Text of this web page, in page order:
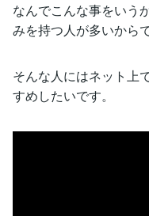
なんでこんな事をいう
みを持つ人が多いからで
そんな人にはネット上
すめしたいです。